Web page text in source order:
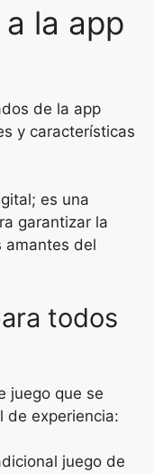
la app
de la app
y características
es una
garantizar la
amantes del
todos
juego que se
de experiencia:
juego de